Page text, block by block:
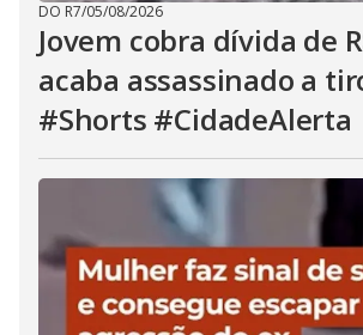
DO R7/05/08/2026
Jovem cobra dívida de
acaba assassinado a
#Shorts #CidadeAlerta